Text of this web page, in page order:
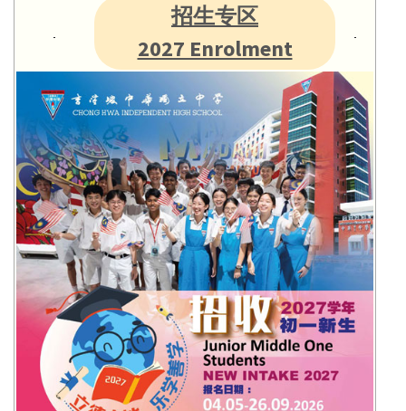
招生专区
2027 Enrolment